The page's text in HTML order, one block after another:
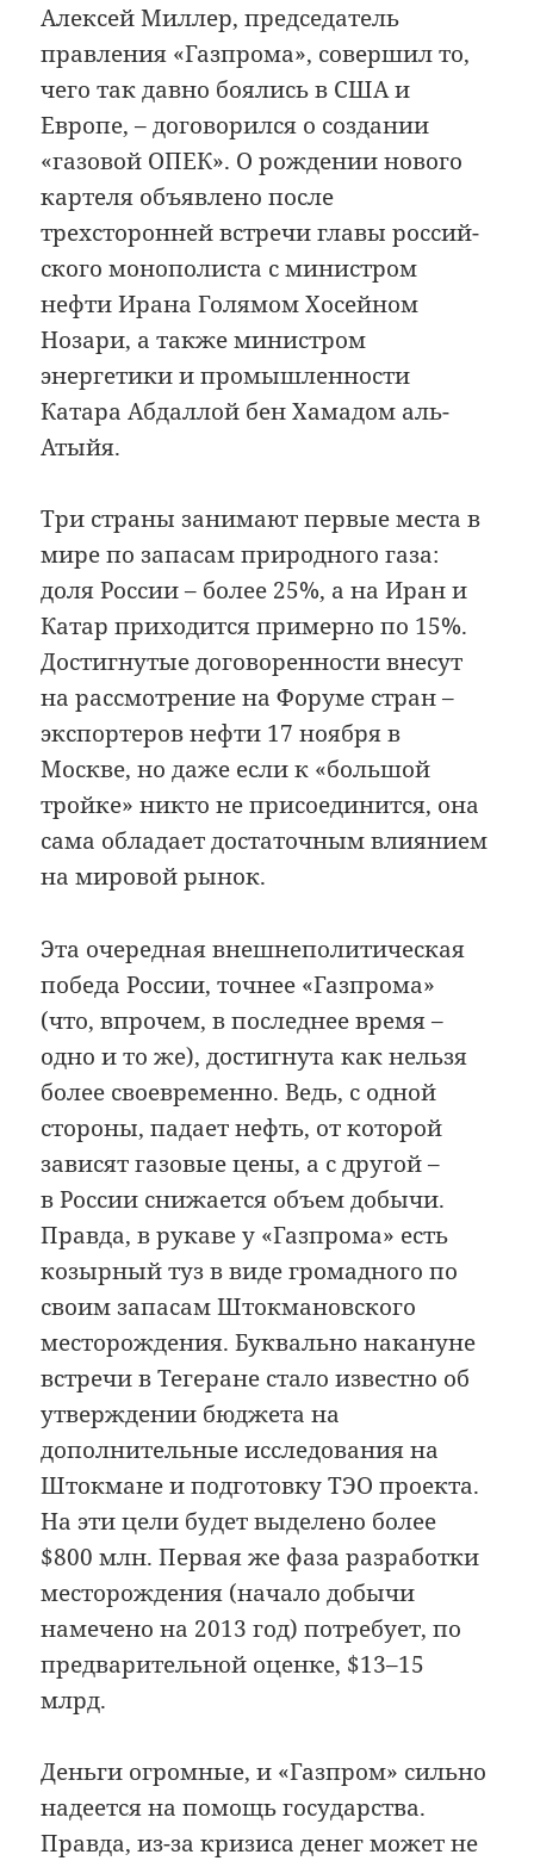
Алексей Миллер, председатель
правления «Газпрома», совершил то,
чего так давно боялись в США и
Европе, – договорился о создании
«газовой ОПЕК». О рождении нового
картеля объявлено после
трехсторонней встречи главы россий­
ского монополиста с министром
нефти Ирана Голямом Хосейном
Нозари, а также министром
энергетики и промышленности
Катара Абдаллой бен Хамадом аль-
Атыйя.
Три страны занимают первые места в
мире по запасам природного газа:
доля России – более 25%, а на Иран и
Катар приходится примерно по 15%.
Достигнутые договоренности внесут
на рассмотрение на Форуме стран –
экспортеров нефти 17 ноября в
Москве, но даже если к «большой
тройке» никто не присоединится, она
сама обладает достаточным влиянием
на мировой рынок.
Эта очередная внешнеполитическая
победа России, точнее «Газпрома»
(что, впрочем, в последнее время –
одно и то же), достигнута как нельзя
более своевременно. Ведь, с одной
стороны, падает нефть, от которой
зависят газовые цены, а с другой –
в России снижается объем добычи.
Правда, в рукаве у «Газпрома» есть
козырный туз в виде громадного по
своим запасам Штокмановского
месторождения. Буквально накануне
встречи в Тегеране стало известно об
утверждении бюджета на
дополнительные исследования на
Штокмане и подготовку ТЭО проекта.
На эти цели будет выделено более
$800 млн. Первая же фаза разработки
месторождения (начало добычи
намечено на 2013 год) потребует, по
предварительной оценке, $13–15
млрд.
Деньги огромные, и «Газпром» сильно
надеется на помощь государства.
Правда, из-за кризиса денег может не